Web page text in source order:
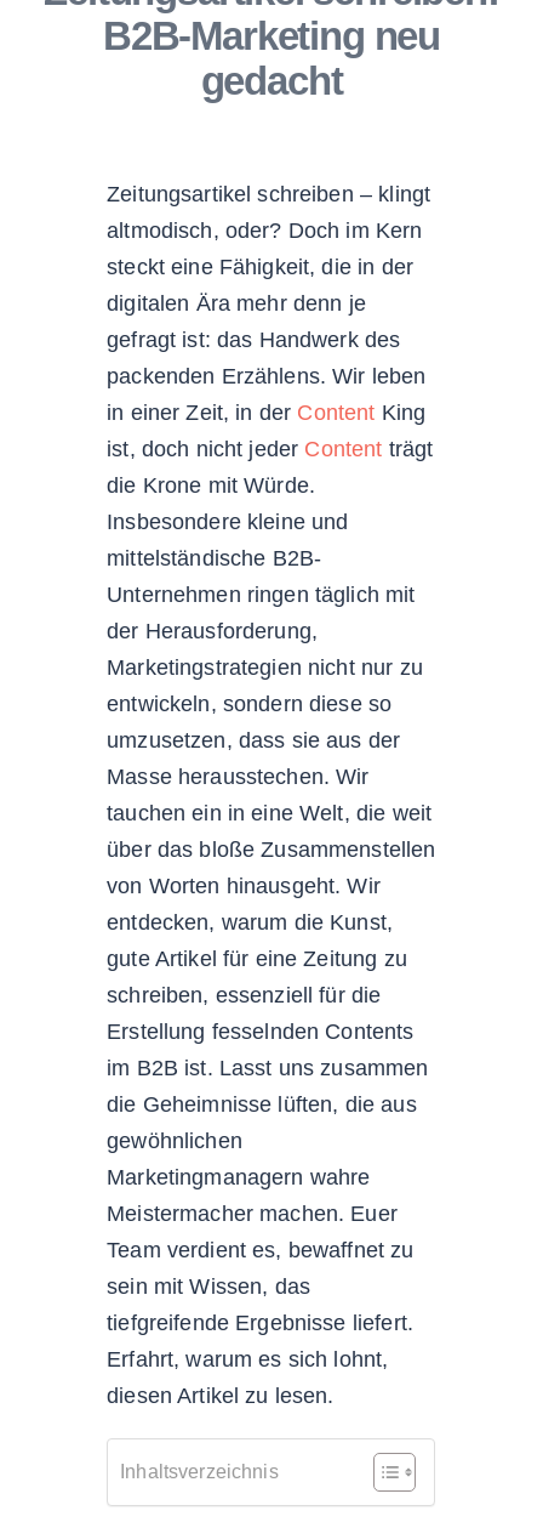
B2B-Marketing neu
gedacht
Zeitungsartikel schreiben – klingt
altmodisch, oder? Doch im Kern
steckt eine Fähigkeit, die in der
digitalen Ära mehr denn je
gefragt ist: das Handwerk des
packenden Erzählens. Wir leben
in einer Zeit, in der Content King
ist, doch nicht jeder Content trägt
die Krone mit Würde.
Insbesondere kleine und
mittelständische B2B-
Unternehmen ringen täglich mit
der Herausforderung,
Marketingstrategien nicht nur zu
entwickeln, sondern diese so
umzusetzen, dass sie aus der
Masse herausstechen. Wir
tauchen ein in eine Welt, die weit
über das bloße Zusammenstellen
von Worten hinausgeht. Wir
entdecken, warum die Kunst,
gute Artikel für eine Zeitung zu
schreiben, essenziell für die
Erstellung fesselnden Contents
im B2B ist. Lasst uns zusammen
die Geheimnisse lüften, die aus
gewöhnlichen
Marketingmanagern wahre
Meistermacher machen. Euer
Team verdient es, bewaffnet zu
sein mit Wissen, das
tiefgreifende Ergebnisse liefert.
Erfahrt, warum es sich lohnt,
diesen Artikel zu lesen.
Inhaltsverzeichnis